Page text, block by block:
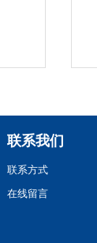
联系我们
联系方式
在线留言